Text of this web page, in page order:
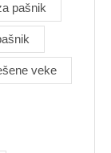
pašnik
veke